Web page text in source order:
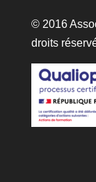
© 2016
droits